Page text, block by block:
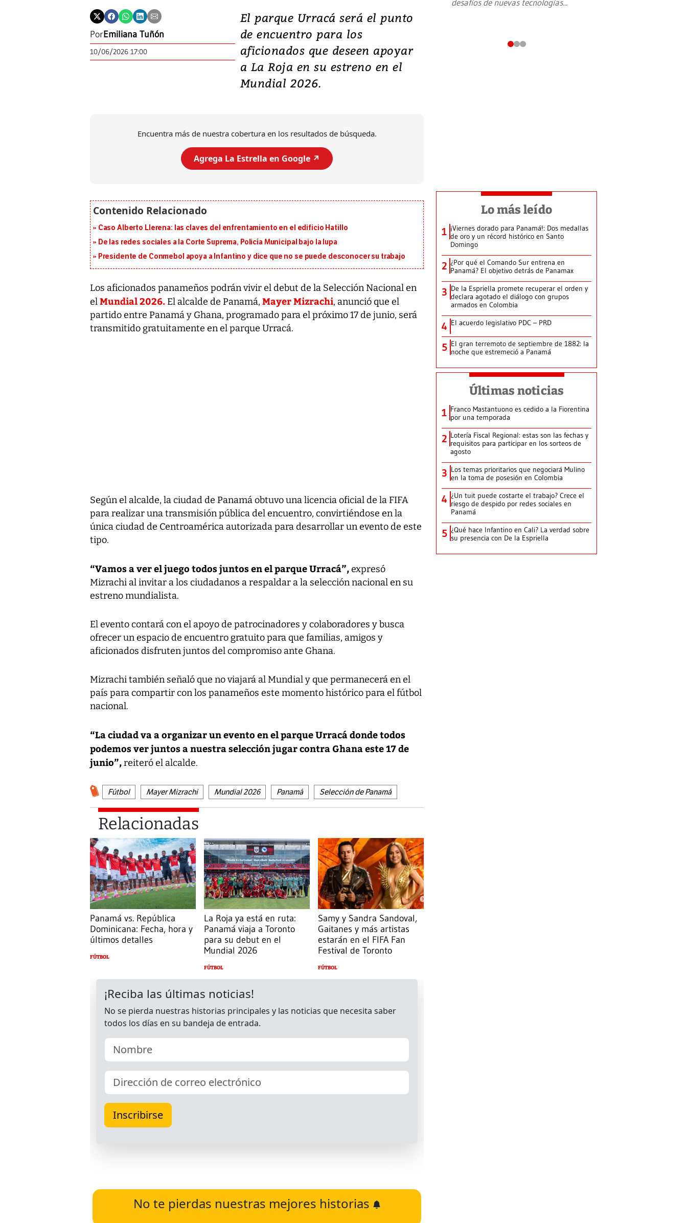
PorEmiliana Tuñón
10/06/2026 17:00
El parque Urracá será el punto
de encuentro para los
aficionados que deseen apoyar
a La Roja en su estreno en el
Mundial 2026.
Encuentra más de nuestra cobertura en los resultados de búsqueda.
Agrega La Estrella en Google ↗️
Caso Alberto Llerena: las claves del enfrentamiento en el edificio Hatillo
De las redes sociales a la Corte Suprema, Policía Municipal bajo la lupa
Presidente de Conmebol apoya a Infantino y dice que no se puede desconocer su trabajo
Los aficionados panameños podrán vivir el debut de la Selección Nacional en
elMundial 2026.El alcalde de Panamá, Mayer Mizrachi, anunció que el
partido entre Panamá y Ghana, programado para el próximo 17 de junio, será
transmitido gratuitamente en el parque Urracá.
Según el alcalde, la ciudad de Panamá obtuvo una licencia oficial de la FIFA
para realizar una transmisión pública del encuentro, convirtiéndose en la
única ciudad de Centroamérica autorizada para desarrollar un evento de este
tipo.
“Vamos a ver el juego todos juntos en el parque Urracá”,expresó
Mizrachi al invitar a los ciudadanos a respaldar a la selección nacional en su
estreno mundialista.
El evento contará con el apoyo de patrocinadores y colaboradores y busca
ofrecer un espacio de encuentro gratuito para que familias, amigos y
aficionados disfruten juntos del compromiso ante Ghana.
Mizrachi también señaló que no viajará al Mundial y que permanecerá en el
país para compartir con los panameños este momento histórico para el fútbol
nacional.
“La ciudad va a organizar un evento en el parque Urracá donde todos
podemos ver juntos a nuestra selección jugar contra Ghana este 17 de
junio”,reiteró el alcalde.
Fútbol Mayer Mizrachi Mundial 2026 Panamá Selección de Panamá
Relacionadas
Panamá vs. República
Dominicana: Fecha, hora y
últimos detalles
FÚTBOL
La Roja ya está en ruta:
Panamá viaja a Toronto
para su debut en el
Mundial 2026
FÚTBOL
Samy y Sandra Sandoval,
Gaitanes y más artistas
estarán en el FIFA Fan
Festival de Toronto
FÚTBOL
No te pierdas nuestras mejores historias
Lo más leído
1 ¡Viernes dorado para Panamá!: Dos medallas
de oro y un récord histórico en Santo
Domingo
2 ¿Por qué el Comando Sur entrena en
Panamá? El objetivo detrás de Panamax
3 De la Espriella promete recuperar el orden y
declara agotado el diálogo con grupos
armados en Colombia
4 El acuerdo legislativo PDC – PRD
5 El gran terremoto de septiembre de 1882: la
noche que estremeció a Panamá
Últimas noticias
1 Franco Mastantuono es cedido a la Fiorentina
por una temporada
2 Lotería Fiscal Regional: estas son las fechas y
requisitos para participar en los sorteos de
agosto
3 Los temas prioritarios que negociará Mulino
en la toma de posesión en Colombia
4 ¿Un tuit puede costarte el trabajo? Crece el
riesgo de despido por redes sociales en
Panamá
5 ¿Qué hace Infantino en Cali? La verdad sobre
su presencia con De la Espriella